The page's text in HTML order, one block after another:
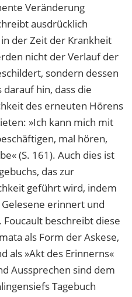
Veränderung
ausdrücklich
der Zeit der Krankheit
nicht der Verlauf der
sondern dessen
hin, dass die
des erneuten Hörens
»Ich kann mich mit
mal hören,
(S. 161). Auch dies ist
das zur
geführt wird, indem
erinnert und
beschreibt diese
als Form der Askese,
als »Akt des Erinnerns«
Aussprechen sind dem
Tagebuch